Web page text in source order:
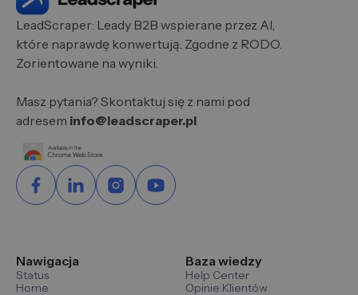
LeadScraper: Leady B2B wspierane przez AI,
które naprawdę konwertują. Zgodne z RODO.
Zorientowane na wyniki.
Masz pytania? Skontaktuj się z nami pod
adresem info@leadscraper.pl
Nawigacja
Status
Home
Baza wiedzy
Help Center
Opinie Klientów